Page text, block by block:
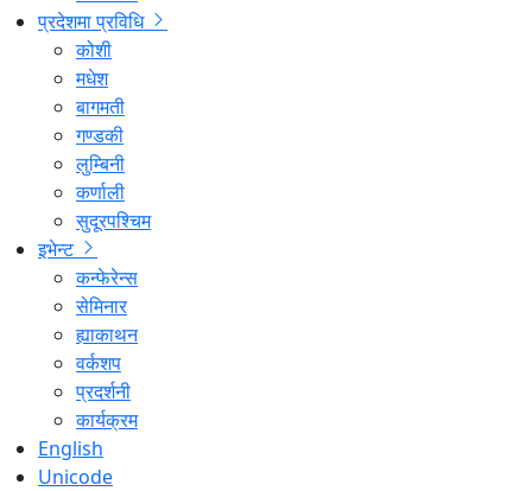
प्रदेशमा प्रविधि
कोशी
मधेश
बागमती
गण्डकी
लुम्बिनी
कर्णाली
सुदूरपश्चिम
इभेन्ट
कन्फेरेन्स
सेमिनार
ह्याकाथन
वर्कशप
प्रदर्शनी
कार्यक्रम
English
Unicode